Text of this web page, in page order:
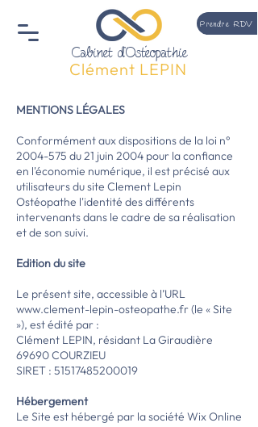
Prendre RDV
Cabinet d'Ostéopathie
Clément LEPIN
MENTIONS LÉGALES
Conformément aux dispositions de la loi n°
2004-575 du 21 juin 2004 pour la confiance
en l'économie numérique, il est précisé aux
utilisateurs du site Clement Lepin
Ostéopathe l'identité des différents
intervenants dans le cadre de sa réalisation
et de son suivi.
Edition du site
Le présent site, accessible à l’URL
www.clement-lepin-osteopathe.fr(le « Site
»), est édité par :
Clément LEPIN, résidant La Giraudière
69690 COURZIEU
SIRET : 51517485200019
Hébergement
Le Site est hébergé par la société Wix Online